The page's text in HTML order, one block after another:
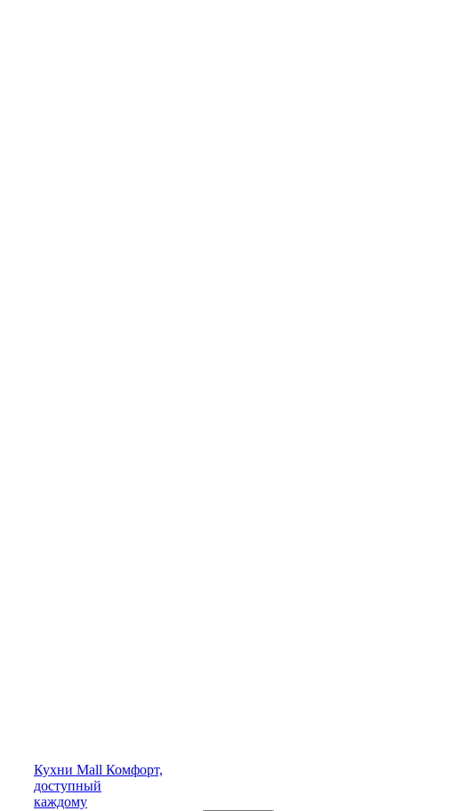
Кухни Mall Комфорт,
доступный
каждому